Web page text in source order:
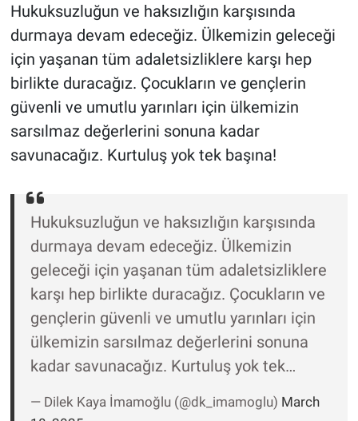
Hukuksuzluğun ve haksızlığın karşısında
durmaya devam edeceğiz. Ülkemizin geleceği
için yaşanan tüm adaletsizliklere karşı hep
birlikte duracağız. Çocukların ve gençlerin
güvenli ve umutlu yarınları için ülkemizin
sarsılmaz değerlerini sonuna kadar
savunacağız. Kurtuluş yok tek başına!
Hukuksuzluğun ve haksızlığın karşısında
durmaya devam edeceğiz. Ülkemizin
geleceği için yaşanan tüm adaletsizliklere
karşı hep birlikte duracağız. Çocukların ve
gençlerin güvenli ve umutlu yarınları için
ülkemizin sarsılmaz değerlerini sonuna
kadar savunacağız. Kurtuluş yok tek…
— Dilek Kaya İmamoğlu (@dk_imamoglu) March
Koronavirüs
Kültür Sanat
Ne demişti
Nedir
Popüler
Programlar
Sağlık
Spor
Teknoloji
Türkiye'nin Geleceği